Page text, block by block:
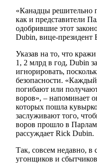
«Канадцы решительно
как и представители
одобрившие этот
Dubin, вице-президент
Указав на то, что
1, 2 млрд в год, Dubin
игнорировать,
безопасности.
погибают или
воров», – напоминает
которых пошла
заслуживают того,
воров прошло в
рассуждает Rick Dubin.
Так, совсем недавно, в
угонщиков и